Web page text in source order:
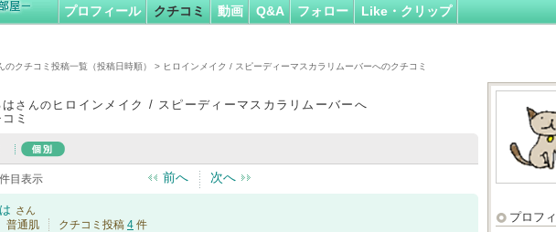
プロフィール クチコミ 動画 Q&A フォロー Like・クリップ
のクチコミ投稿一覧（投稿日時順） > ヒロインメイク / スピーディーマスカラリムーバーへのクチコミ
さんの ヒロインメイク / スピーディーマスカラリムーバーへ
ミ
目表示 前へ 次へ
さん
普通肌 クチコミ投稿 4 件
プロフ